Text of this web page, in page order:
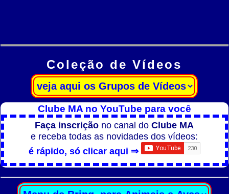
Coleção de Vídeos
Clube MA no YouTube para você
Faça inscrição no canal doClube MA
e receba todas as novidades dos vídeos:
é rápido, só clicar aqui ⇒